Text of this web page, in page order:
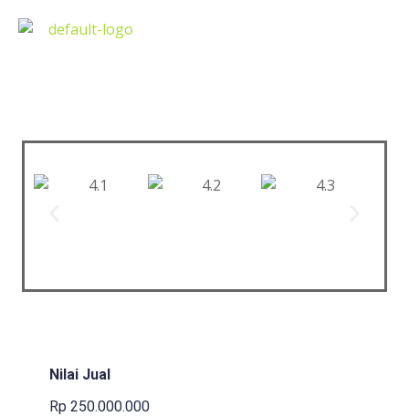
Nilai Jual
Rp 250.000.000